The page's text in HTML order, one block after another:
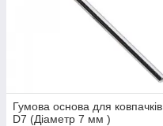
Гумова основа для ковпачків
D7 (Діаметр 7 мм )